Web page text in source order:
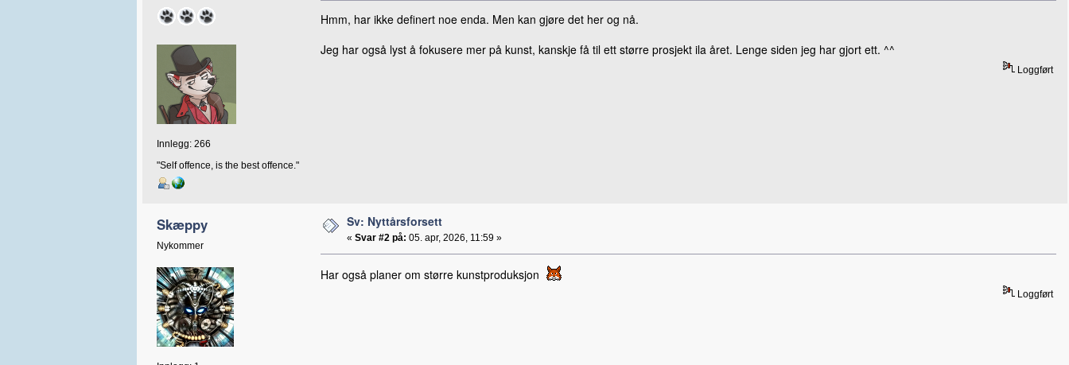
Innlegg: 266
"Self offence, is the best offence."
Hmm, har ikke definert noe enda. Men kan gjøre det her og nå.
Jeg har også lyst å fokusere mer på kunst, kanskje få til ett større prosjekt ila året. Lenge siden jeg har gjort ett. ^^
Loggført
Skæppy
Nykommer
Sv: Nyttårsforsett
« Svar #2 på: 05. apr, 2026, 11:59 »
Har også planer om større kunstproduksjon
Loggført